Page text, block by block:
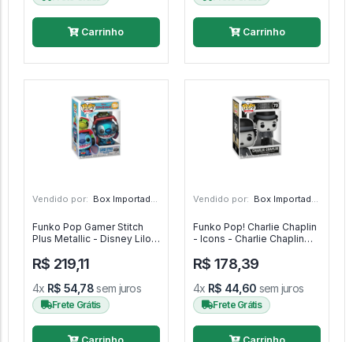
Carrinho Carrinho
Vendido por: Box Importado - SP
Funko Pop Gamer Stitch
Plus Metallic - Disney Lilo &
R$ 219,11
4x R$ 54,78sem juros
Frete Grátis
Vendido por: Box Importado - SP
Funko Pop! Charlie Chaplin
- Icons - Charlie Chaplin
R$ 178,39
4x R$ 44,60 sem juros
Frete Grátis